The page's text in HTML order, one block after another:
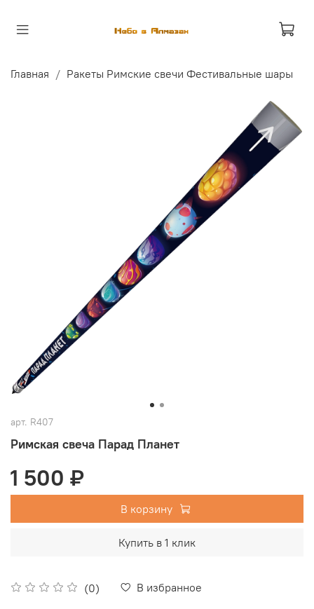
Главная Ракеты Римские свечи Фестивальные шары
арт. R407
Римская свеча Парад Планет
(0) В избранное
1 500 ₽
В корзину
Купить в 1 клик